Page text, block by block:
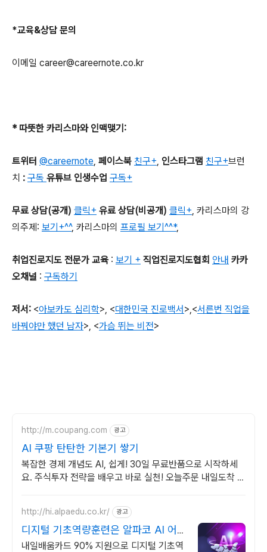
*교육&상담 문의
이메일 career@careernote.co.kr
* 따뜻한 카리스마와 인맥맺기 :
트위터 @careernote, 페이스북 친구+, 인스타그램 친구+브런
치 : 구독 유튜브 인생수업 구독+
무료 상담(공개) 클릭+ 유료 상담(비공개) 클릭+, 카리스마의 강
의주제 : 보기+^^, 카리스마의 프로필 보기^^*,
취업진로지도 전문가 교육 : 보기 + 직업진로지도협회 안내 카카
오채널 : 구독하기
저서 : <아보카도 심리학>, <대한민국 진로백서>,<서른번 직업을
바꿔야만 했던 남자>, <가슴 뛰는 비전>
http://m.coupang.com 광고
AI 쿠팡 탄탄한 기본기 쌓기
복잡한 경제 개념도 AI, 쉽게! 30일 무료반품으로 시작하세
요. 주식투자 전략을 배우고 바로 실천! 오늘주문 내일도착 로
http://hi.alpaedu.co.kr/ 광고
디지털 기초역량훈련은 알파코 AI 어
플리케이션 개발
내일배움카드 90% 지원으로 디지털 기초역